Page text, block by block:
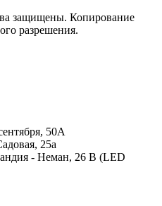
защищены. Копирование
разрешения.
50А
25а
- Неман, 26 В (LED